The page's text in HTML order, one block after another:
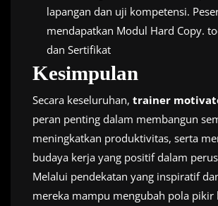
lapangan dan uji kompetensi.
mendapatkan Modul Hard Copy.
dan Sertifikat
Kesimpulan
Secara keseluruhan, trainer
peran penting dalam membangun
meningkatkan produktivitas, serta
budaya kerja yang positif dalam
Melalui pendekatan yang inspiratif
mereka mampu mengubah pola pikir